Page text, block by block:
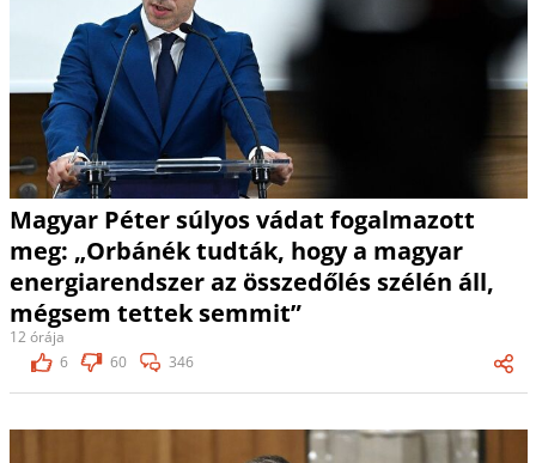
Magyar Péter súlyos vádat fogalmazott
meg: „Orbánék tudták, hogy a magyar
energiarendszer az összedőlés szélén áll,
mégsem tettek semmit”
12 órája
6
60 346